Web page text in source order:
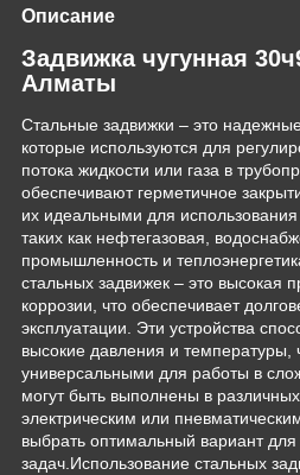
Описание
Задвижка чугунная
Алматы
Стальные задвижки – это
которые используются для
потока жидкости или газа в
обеспечивают герметичное
их идеальными для
таких как нефтегазовая,
промышленность и
стальных задвижек – это высокая
коррозии, что обеспечивает
эксплуатации. Эти устройства
высокие давления и температуры,
универсальными для работы в
могут быть выполнены в
электрическим или
выбрать оптимальный вариант для
задач.Использование стальных